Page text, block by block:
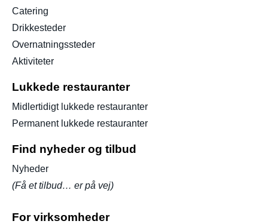
Catering
Drikkesteder
Overnatningssteder
Aktiviteter
Lukkede restauranter
Midlertidigt lukkede restauranter
Permanent lukkede restauranter
Find nyheder og tilbud
Nyheder
(Få et tilbud… er på vej)
For virksomheder